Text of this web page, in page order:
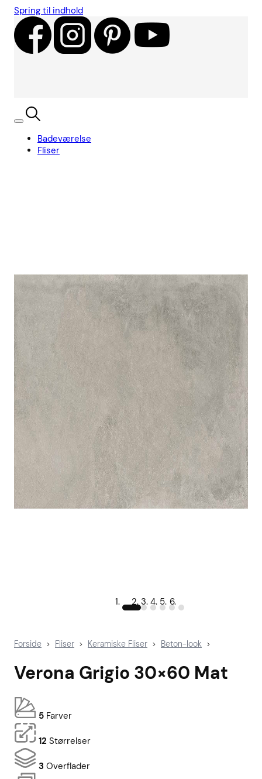
Spring til indhold
Badeværelse
Fliser
Forside > Fliser > Keramiske Fliser > Beton-look >
Verona Grigio 30×60 Mat
5 Farver
12 Størrelser
3 Overflader